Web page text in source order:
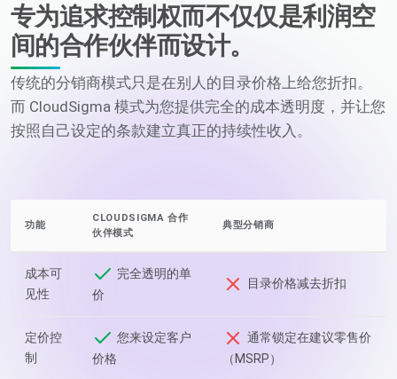
专为追求控制权而不仅仅是利润空
间的合作伙伴而设计。
传统的分销商模式只是在别人的目录价格上给您折扣。
而 CloudSigma 模式为您提供完全的成本透明度，并让您
按照自己设定的条款建立真正的持续性收入。
功能
CLOUDSIGMA 合作
伙伴模式
典型分销商
成本可
见性
完全透明的单
价
目录价格减去折扣
定价控
制
您来设定客户
价格
通常锁定在建议零售价
（MSRP）